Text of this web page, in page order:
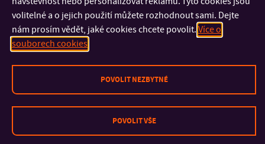
KONTAKT
DŮLEŽITÉ INFORMACE
volitelné a o jejich použití můžete rozhodnout sami. Dejte
nám prosím vědět, jaké cookies chcete povolit. Více o
souborech cookies
POVOLIT NEZBYTNÉ
POVOLIT VŠE